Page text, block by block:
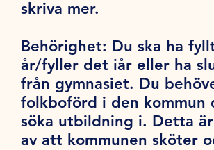
skriva mer.
Behörighet: Du ska ha
år/fyller det iår eller ha
från gymnasiet. Du
folkboförd i den kommun
söka utbildning i. Detta
av att kommunen sköter